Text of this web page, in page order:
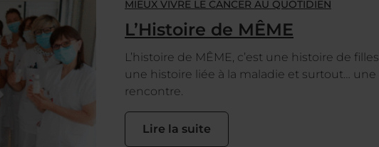
MIEUX VIVRE LE CANCER AU QUOTIDIEN
L’Histoire de MÊME
L’histoire de MÊME, c’est une histoire de filles,
une histoire liée à la maladie et surtout… une
rencontre.
Lire la suite